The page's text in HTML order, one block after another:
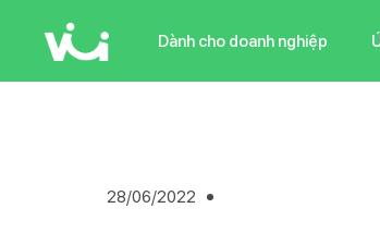
Dành cho doanh nghiệp
28/06/2022